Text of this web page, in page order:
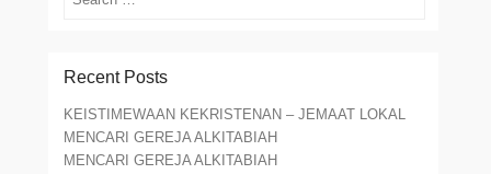
Recent Posts
KEISTIMEWAAN KEKRISTENAN – JEMAAT LOKAL
MENCARI GEREJA ALKITABIAH
MENCARI GEREJA ALKITABIAH